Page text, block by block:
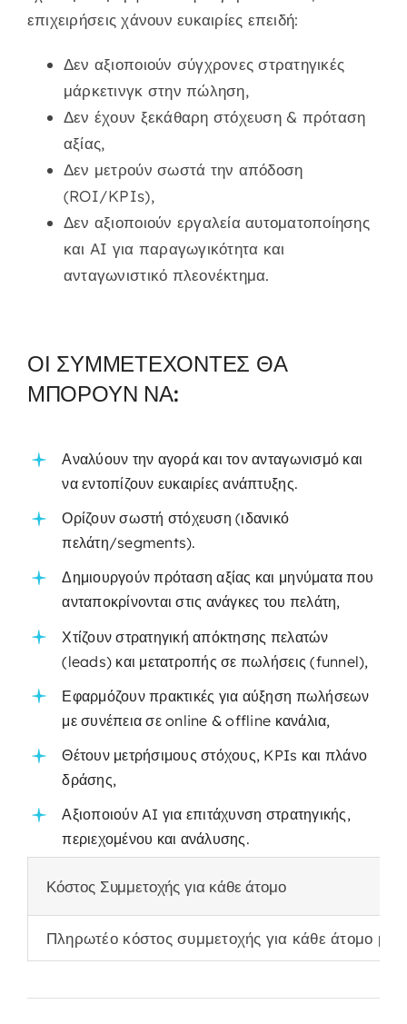
επιχειρήσεις χάνουν ευκαιρίες επειδή:
Δεν αξιοποιούν σύγχρονες στρατηγικές
μάρκετινγκ στην πώληση,
Δεν έχουν ξεκάθαρη στόχευση & πρόταση
αξίας,
Δεν μετρούν σωστά την απόδοση
(ROI/KPIs),
Δεν αξιοποιούν εργαλεία αυτοματοποίησης
και AI για παραγωγικότητα και
ανταγωνιστικό πλεονέκτημα.
ΟΙ ΣΥΜΜΕΤΕΧΟΝΤΕΣ ΘΑ
ΜΠΟΡΟΥΝ ΝΑ:
Αναλύουν την αγορά και τον ανταγωνισμό και
να εντοπίζουν ευκαιρίες ανάπτυξης.
Ορίζουν σωστή στόχευση (ιδανικό
πελάτη/segments).
Δημιουργούν πρόταση αξίας και μηνύματα που
ανταποκρίνονται στις ανάγκες του πελάτη,
Χτίζουν στρατηγική απόκτησης πελατών
(leads) και μετατροπής σε πωλήσεις (funnel),
Εφαρμόζουν πρακτικές για αύξηση πωλήσεων
με συνέπεια σε online & offline κανάλια,
Θέτουν μετρήσιμους στόχους, KPIs και πλάνο
δράσης,
Αξιοποιούν AI για επιτάχυνση στρατηγικής,
περιεχομένου και ανάλυσης.
Κόστος Συμμετοχής για κάθε άτομο
Πληρωτέο κόστος συμμετοχής για κάθε άτομο